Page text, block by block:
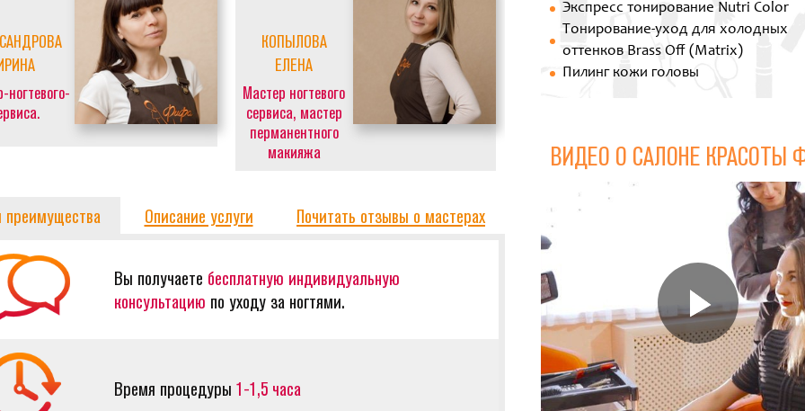
ногтевого-
КОПЫЛОВА
ЕЛЕНА
Мастер ногтевого
сервиса, мастер
перманентного
макияжа
Описание услуги Почитать отзывы о мастерах
Вы получаете бесплатную индивидуальную
консультацию по уходу за ногтями.
Время процедуры1-1,5 часа
Экспресс тонирование Nutri Color
Тонирование-уход для холодных
оттенков Brass Off (Matrix)
Пилинг кожи головы
ВИДЕО О САЛОНЕ КРАСОТЫ